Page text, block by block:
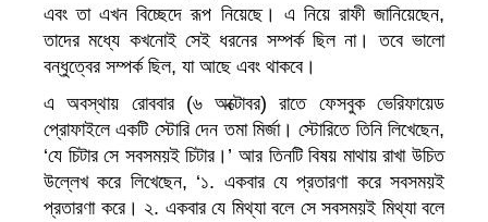
এবং তা এখন বিচ্ছেদে রূপ নিয়েছে। এ নিয়ে রাফী জানিয়েছেন,
তাদের মধ্যে কখনোই সেই ধরনের সম্পর্ক ছিল না। তবে ভালো
বন্ধুত্বের সম্পর্ক ছিল, যা আছে এবং থাকবে।
এ অবস্থায় রোববার (৬ অক্টোবর) রাতে ফেসবুক ভেরিফায়েড
প্রোফাইলে একটি স্টোরি দেন তমা মির্জা। স্টোরিতে তিনি লিখেছেন,
‘যে চিটার সে সবসময়ই চিটার।’ আর তিনটি বিষয় মাথায় রাখা উচিত
উল্লেখ করে লিখেছেন, ‘১. একবার যে প্রতারণা করে সবসময়ই
প্রতারণা করে। ২. একবার যে মিথ্যা বলে সে সবসময়ই মিথ্যা বলে